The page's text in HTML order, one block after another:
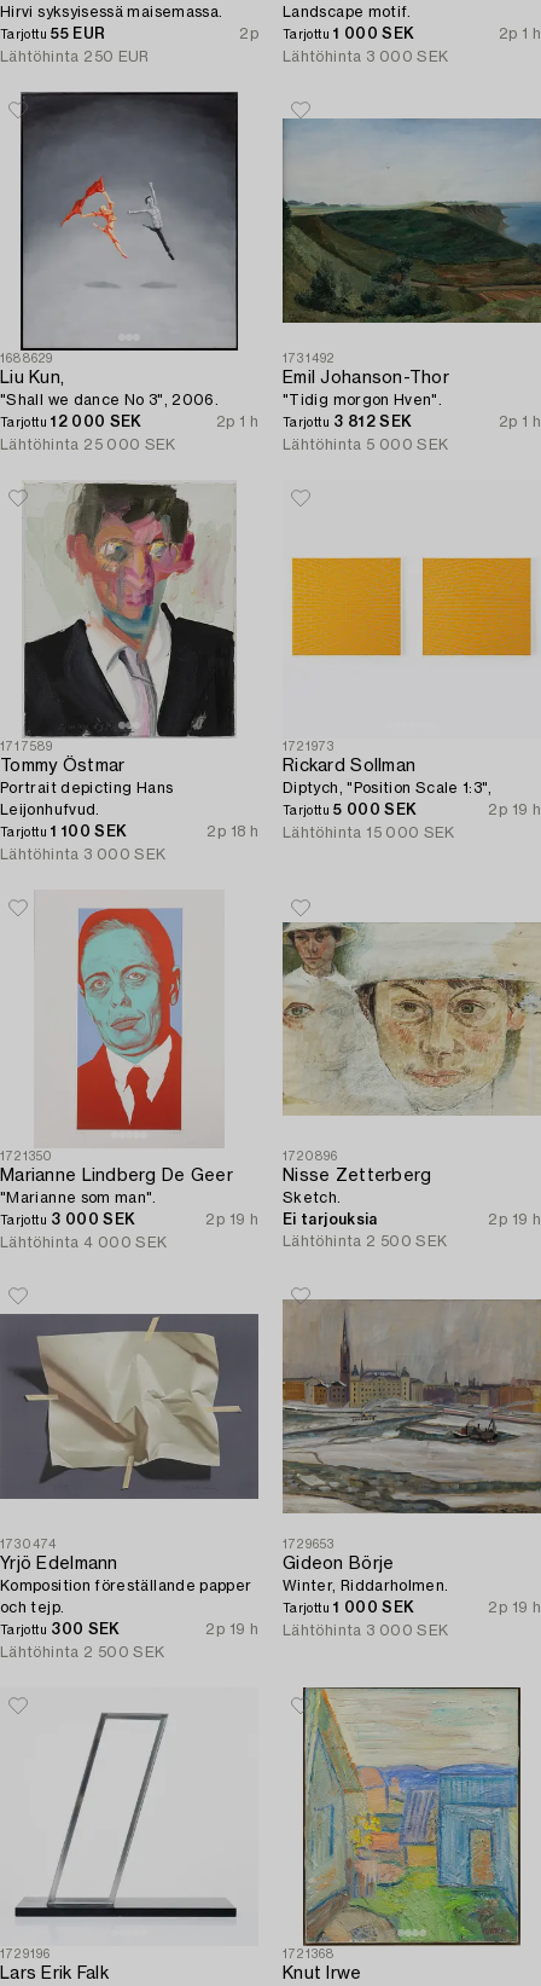
Hirvi syksyisessä maisemassa.
Tarjottu55 EUR
2p
Lähtöhinta 250 EUR
Landscape motif.
Tarjottu1 000 SEK
2p 1 h
Lähtöhinta 3 000 SEK
1688629
Liu Kun,
"Shall we dance No 3", 2006.
Tarjottu12 000 SEK
2p 1 h
Lähtöhinta 25 000 SEK
1731492
Emil Johanson-Thor
"Tidig morgon Hven".
Tarjottu 3 812 SEK
2p 1 h
Lähtöhinta 5 000 SEK
1717589
Tommy Östmar
Portrait depicting Hans
Leijonhufvud.
Tarjottu1 100 SEK
2p 18 h
Lähtöhinta 3 000 SEK
1721973
Rickard Sollman
Diptych, "Position Scale 1:3",
Tarjottu5 000 SEK
2p 19 h
Lähtöhinta 15 000 SEK
1721350
Marianne Lindberg De Geer
"Marianne som man".
Tarjottu 3 000 SEK
2p 19 h
Lähtöhinta 4 000 SEK
1720896
Nisse Zetterberg
Sketch.
Ei tarjouksia
2p 19 h
Lähtöhinta 2 500 SEK
1730474
Yrjö Edelmann
Komposition föreställande papper
och tejp.
Tarjottu 300 SEK
2p 19 h
Lähtöhinta 2 500 SEK
1729653
Gideon Börje
Winter, Riddarholmen.
Tarjottu1 000 SEK
2p 19 h
Lähtöhinta 3 000 SEK
1729196
Lars Erik Falk
1721368
Knut Irwe